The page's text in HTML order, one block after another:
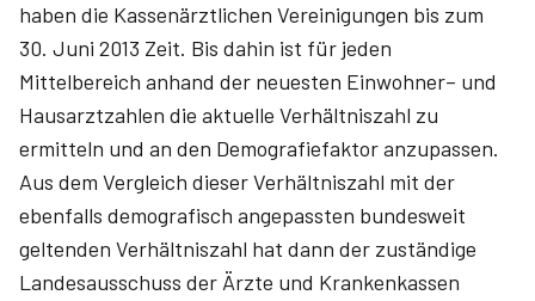
haben die Kassenärztlichen Vereinigungen bis zum
30. Juni 2013 Zeit. Bis dahin ist für jeden
Mittelbereich anhand der neuesten Einwohner– und
Hausarztzahlen die aktuelle Verhältniszahl zu
ermitteln und an den Demografiefaktor anzupassen.
Aus dem Vergleich dieser Verhältniszahl mit der
ebenfalls demografisch angepassten bundesweit
geltenden Verhältniszahl hat dann der zuständige
Landesausschuss der Ärzte und Krankenkassen